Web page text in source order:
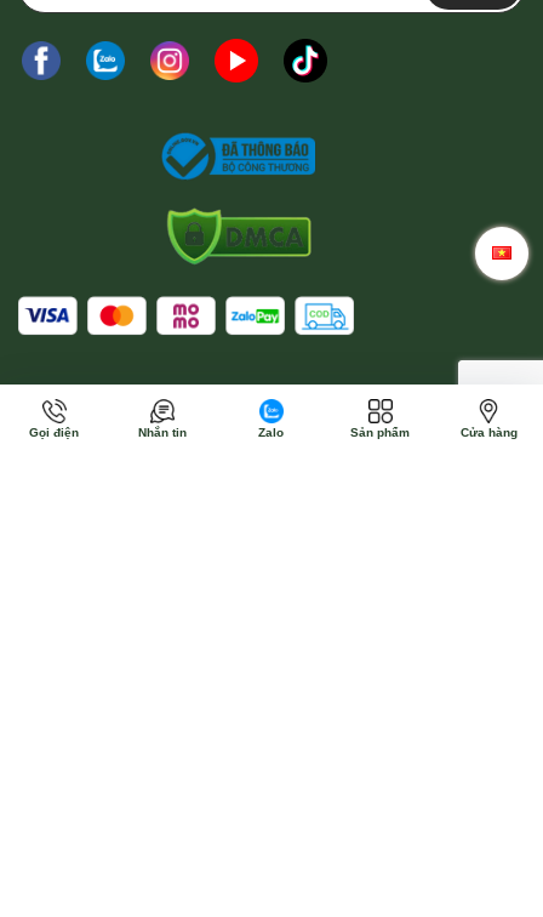
Gọi điện Nhắn tin Zalo Sản phẩm Cửa hàng